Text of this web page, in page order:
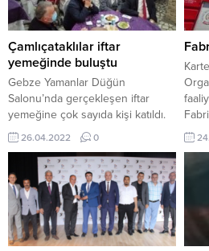
Çamlıçataklılar iftar
yemeğinde buluştu
Gebze Yamanlar Düğün
Salonu’nda gerçekleşen iftar
yemeğine çok sayıda kişi katıldı.
İftar öncesinde konuşan Ardahan
Çamlıçatak Köyü Yardımlaşma ve
Dayanışma Derneği Başkanı
Özgen Özdemir, “Böyle bir
katılımı beklemiyorduk açıkçası,
çok teşekkür ederiz, hepiniz hoş
geldiniz. Biz Çamlıçatak Köyü
Derneği olarak tüm inançlara
26.04.2022 0